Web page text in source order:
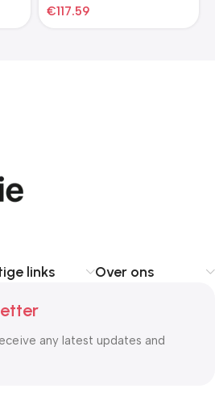
lichtgrijs
€117.59
links Over ons
any latest updates and